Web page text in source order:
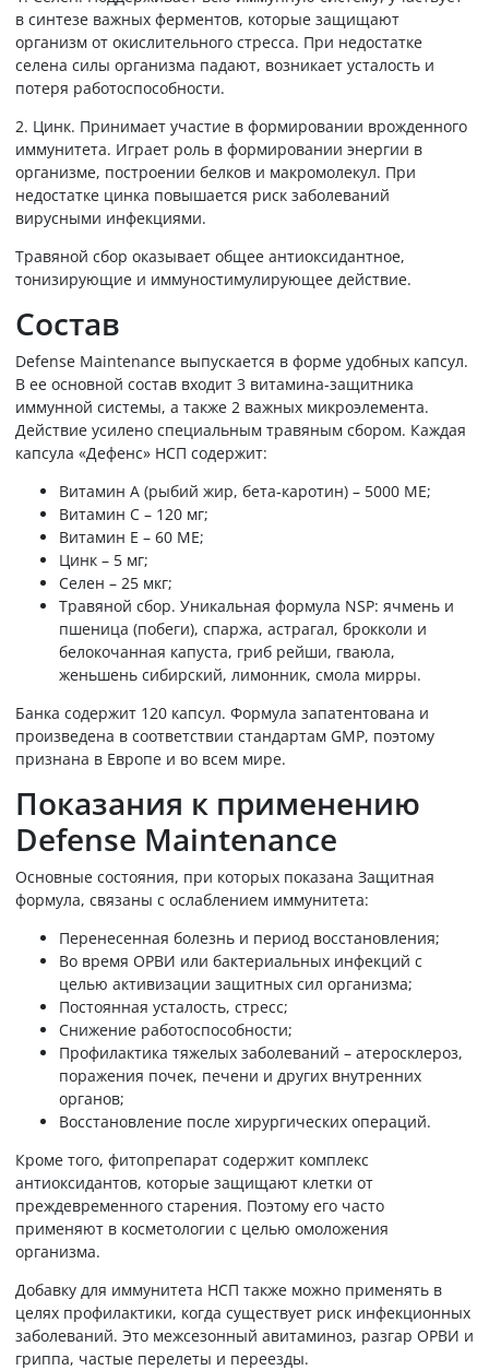
в синтезе важных ферментов, которые защищают
организм от окислительного стресса. При недостатке
селена силы организма падают, возникает усталость и
потеря работоспособности.
2. Цинк. Принимает участие в формировании врожденного
иммунитета. Играет роль в формировании энергии в
организме, построении белков и макромолекул. При
недостатке цинка повышается риск заболеваний
вирусными инфекциями.
Травяной сбор оказывает общее антиоксидантное,
тонизирующие и иммуностимулирующее действие.
Состав
Defense Maintenance выпускается в форме удобных капсул.
В ее основной состав входит 3 витамина-защитника
иммунной системы, а также 2 важных микроэлемента.
Действие усилено специальным травяным сбором. Каждая
капсула «Дефенс» НСП содержит:
Витамин А (рыбий жир, бета-каротин) – 5000 МЕ;
Витамин С – 120 мг;
Витамин Е – 60 МЕ;
Цинк – 5 мг;
Селен – 25 мкг;
Травяной сбор. Уникальная формула NSP: ячмень и
пшеница (побеги), спаржа, астрагал, брокколи и
белокочанная капуста, гриб рейши, гваюла,
женьшень сибирский, лимонник, смола мирры.
Банка содержит 120 капсул. Формула запатентована и
произведена в соответствии стандартам GMP, поэтому
признана в Европе и во всем мире.
Показания к применению
Defense Maintenance
Основные состояния, при которых показана Защитная
формула, связаны с ослаблением иммунитета:
Перенесенная болезнь и период восстановления;
Во время ОРВИ или бактериальных инфекций с
целью активизации защитных сил организма;
Постоянная усталость, стресс;
Снижение работоспособности;
Профилактика тяжелых заболеваний – атеросклероз,
поражения почек, печени и других внутренних
органов;
Восстановление после хирургических операций.
Кроме того, фитопрепарат содержит комплекс
антиоксидантов, которые защищают клетки от
преждевременного старения. Поэтому его часто
применяют в косметологии с целью омоложения
организма.
Добавку для иммунитета НСП также можно применять в
целях профилактики, когда существует риск инфекционных
заболеваний. Это межсезонный авитаминоз, разгар ОРВИ и
гриппа, частые перелеты и переезды.